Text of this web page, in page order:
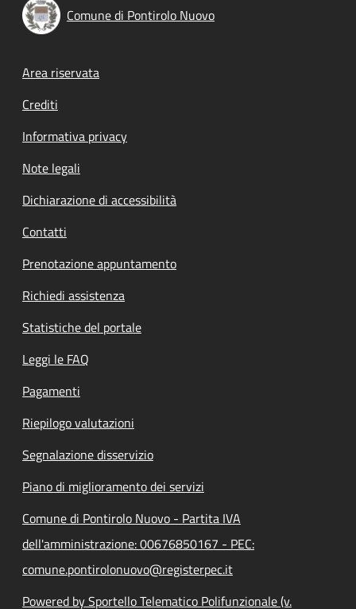
Comune di Pontirolo Nuovo
Footer menu
Area riservata
Crediti
Informativa privacy
Note legali
Dichiarazione di accessibilità
Contatti
Prenotazione appuntamento
Richiedi assistenza
Statistiche del portale
Leggi le FAQ
Pagamenti
Riepilogo valutazioni
Segnalazione disservizio
Piano di miglioramento dei servizi
Comune di Pontirolo Nuovo - Partita IVA
dell'amministrazione: 00676850167 - PEC:
comune.pontirolonuovo@registerpec.it
Powered by Sportello Telematico Polifunzionale (v.